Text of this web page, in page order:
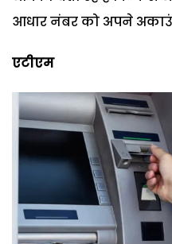
आधार नंबर को अपने
एटीएम